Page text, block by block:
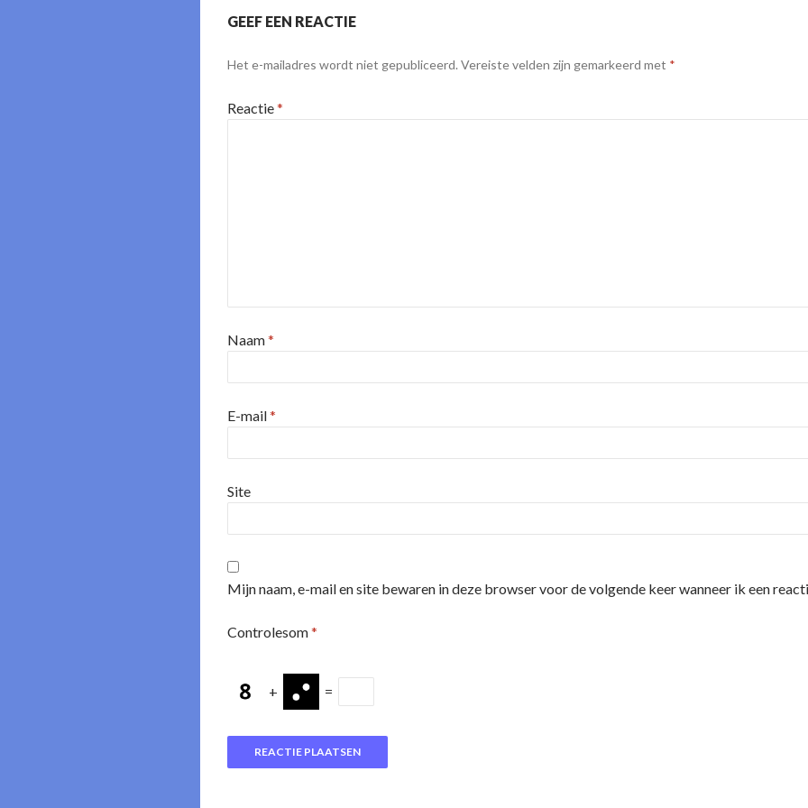
GEEF EEN REACTIE
Het e-mailadres wordt niet gepubliceerd. Vereiste velden zijn gemarkeerd met *
Reactie*
Naam*
E-mail*
Site
Mijn naam, e-mail en site bewaren in deze browser voor de volgende keer wanneer ik een
Controlesom*
+ =